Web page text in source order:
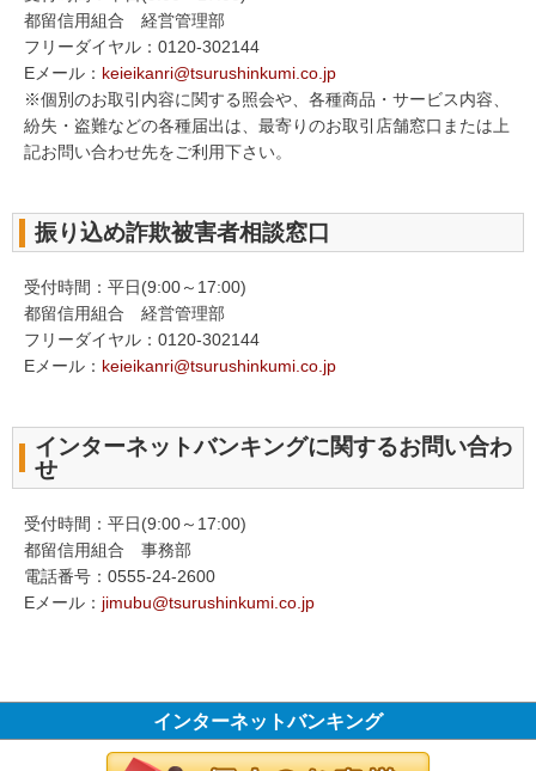
都留信用組合 経営管理部
フリーダイヤル：0120-302144
Eメール： keieikanri@tsurushinkumi.co.jp
※個別のお取引内容に関する照会や、各種商品・サービス内容、
紛失・盗難などの各種届出は、最寄りのお取引店舗窓口または上
記お問い合わせ先をご利用下さい。
振り込め詐欺被害者相談窓口
受付時間：平日(9:00～17:00)
都留信用組合 経営管理部
フリーダイヤル：0120-302144
Eメール： keieikanri@tsurushinkumi.co.jp
インターネットバンキングに関するお問い合わ
せ
受付時間：平日(9:00～17:00)
都留信用組合 事務部
電話番号：0555-24-2600
Eメール： jimubu@tsurushinkumi.co.jp
インターネットバンキング